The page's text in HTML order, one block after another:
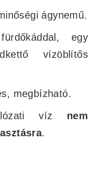
ágynemű.
egy
vízöblítős
megbízható.
víz nem
.